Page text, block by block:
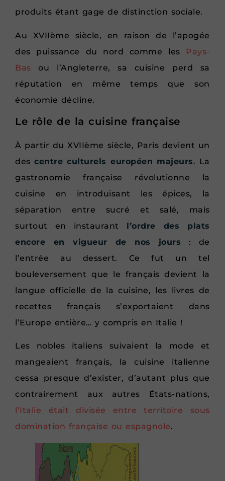
produits étant gage de distinction sociale.
Au XVIIème siècle, en raison de l’apogée
des puissance du nord comme les Pays-
Bas ou l’Angleterre, sa cuisine perd sa
réputation en même temps que son
économie décline.
Le rôle de la cuisine française
À partir du XVIIème siècle, Paris devient un
descentre culturels européen majeurs. La
gastronomie française révolutionne la
cuisine en introduisant les épices, la
séparation entre sucré et salé, mais
surtout en instaurant l’ordre des plats
encore en vigueur de nos jours : de
l’entrée au dessert. Ce fut un tel
bouleversement que le français devient la
langue officielle de la cuisine, les livres de
recettes français s’exportaient dans
l’Europe entière… y compris en Italie !
Les nobles italiens suivaient la mode et
mangeaient français, la cuisine italienne
cessa presque d’exister, d’autant plus que
contrairement aux autres États-nations,
l’Italie était divisée entre territoire sous
domination française ou espagnole.